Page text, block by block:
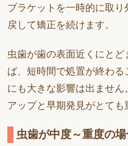
ブラケットを一時的に取
戻して矯正を続けます。
虫歯が歯の表面近くにと
ば、短時間で処置が終わ
にも大きな影響は出ませ
アップと早期発見がとても
虫歯が中度～重度の